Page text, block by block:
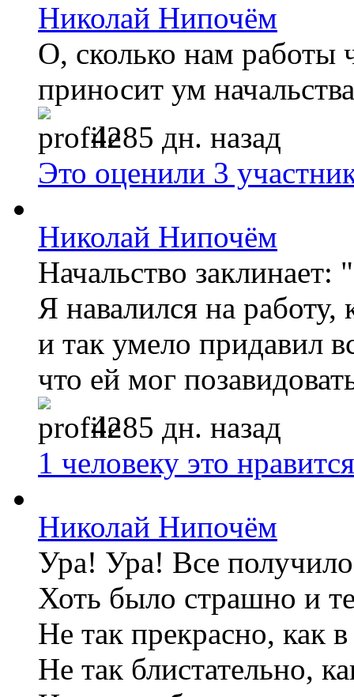
Николай Нипочём
О, сколько нам работы
приносит ум
4285 дн. назад
Это оценили 3
Николай Нипочём
Начальство
Я навалился на работу,
и так умело придавил
что ей мог
4285 дн. назад
1 человеку это нравится
Николай Нипочём
Ура! Ура! Все
Хоть было страшно и
Не так прекрасно, как
Не так блистательно,